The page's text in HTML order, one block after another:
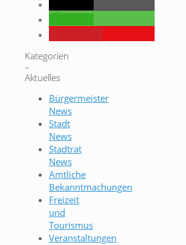
Kategorien
–
Aktuelles
Bürgermeister
News
Stadt
News
Stadtrat
News
Amtliche
Bekanntmachungen
Freizeit
und
Tourismus
Veranstaltungen